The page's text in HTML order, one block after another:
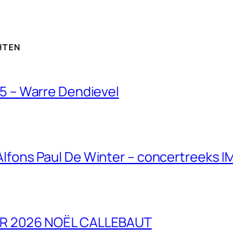
– Warre Dendievel
Paul De Winter – concertreeks
2026 NOËL CALLEBAUT